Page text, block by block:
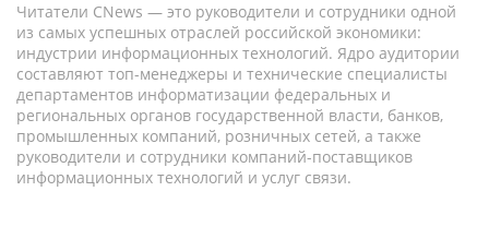
Читатели CNews — это руководители и сотрудники одной
из самых успешных отраслей российской экономики:
индустрии информационных технологий. Ядро аудитории
составляют топ-менеджеры и технические специалисты
департаментов информатизации федеральных и
региональных органов государственной власти, банков,
промышленных компаний, розничных сетей, а также
руководители и сотрудники компаний-поставщиков
информационных технологий и услуг связи.